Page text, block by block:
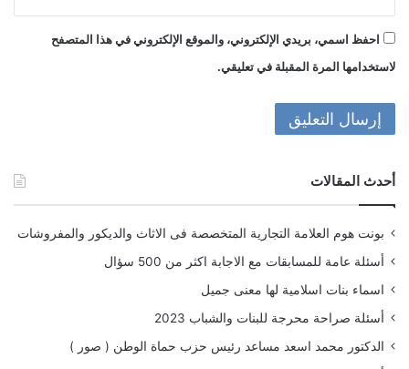
احفظ اسمي، بريدي الإلكتروني، والموقع الإلكتروني في هذا المتصفح
لاستخدامها المرة المقبلة في تعليقي.
أحدث المقالات
بونت هوم العلامة التجارية المتخصصة فى الاثاث والديكور والمفروشات
أسئلة عامة للمسابقات مع الاجابة اكثر من 500 سؤال
اسماء بنات اسلامية لها معنى جميل
أسئلة صراحة محرجة للبنات والشباب 2023
الدكتور محمد اسعد مساعد رئيس حزب حماة الوطن ( صور )